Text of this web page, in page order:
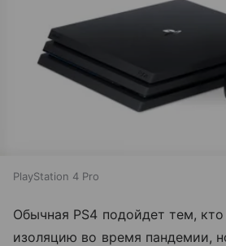
PlayStation 4 Pro
Обычная PS4 подойдет тем,
изоляцию во время пандемии,